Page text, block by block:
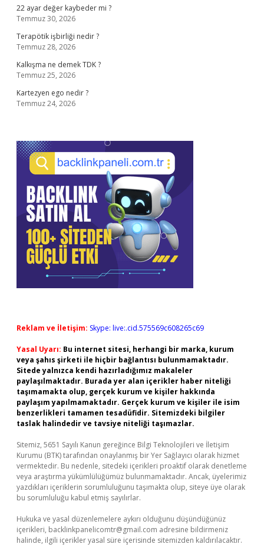
22 ayar değer kaybeder mi ?
Temmuz 30, 2026
Terapötik işbirliği nedir ?
Temmuz 28, 2026
Kalkışma ne demek TDK ?
Temmuz 25, 2026
Kartezyen ego nedir ?
Temmuz 24, 2026
Reklam ve İletişim: Skype: live:.cid.575569c608265c69
Yasal Uyarı: Bu internet sitesi, herhangi bir marka, kurum
veya şahıs şirketi ile hiçbir bağlantısı bulunmamaktadır.
Sitede yalnızca kendi hazırladığımız makaleler
paylaşılmaktadır. Burada yer alan içerikler haber niteliği
taşımamakta olup, gerçek kurum ve kişiler hakkında
paylaşım yapılmamaktadır. Gerçek kurum ve kişiler ile isim
benzerlikleri tamamen tesadüfidir. Sitemizdeki bilgiler
taslak halindedir ve tavsiye niteliği taşımazlar.
Sitemiz, 5651 Sayılı Kanun gereğince Bilgi Teknolojileri ve İletişim
Kurumu (BTK) tarafından onaylanmış bir Yer Sağlayıcı olarak hizmet
vermektedir. Bu nedenle, sitedeki içerikleri proaktif olarak denetleme
veya araştırma yükümlülüğümüz bulunmamaktadır. Ancak, üyelerimiz
yazdıkları içeriklerin sorumluluğunu taşımakta olup, siteye üye olarak
bu sorumluluğu kabul etmiş sayılırlar.
Hukuka ve yasal düzenlemelere aykırı olduğunu düşündüğünüz
içerikleri, backlinkpanelicomtr@gmail.com adresine bildirmeniz
halinde, ilgili içerikler yasal süre içerisinde sitemizden kaldırılacaktır.